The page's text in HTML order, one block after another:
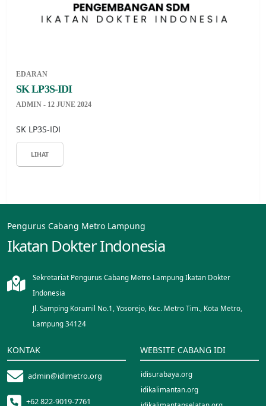
EDARAN
SK LP3S-IDI
ADMIN - 12 JUNE 2024
SK LP3S-IDI
LIHAT
Pengurus Cabang Metro Lampung
Ikatan Dokter Indonesia
Sekretariat Pengurus Cabang Metro Lampung Ikatan Dokter
Indonesia
Jl. Samping Koramil No.1, Yosorejo, Kec. Metro Tim., Kota Metro,
Lampung 34124
KONTAK
admin@idimetro.org
+62 822-9019-7761
WEBSITE CABANG IDI
idisurabaya.org
idikalimantan.org